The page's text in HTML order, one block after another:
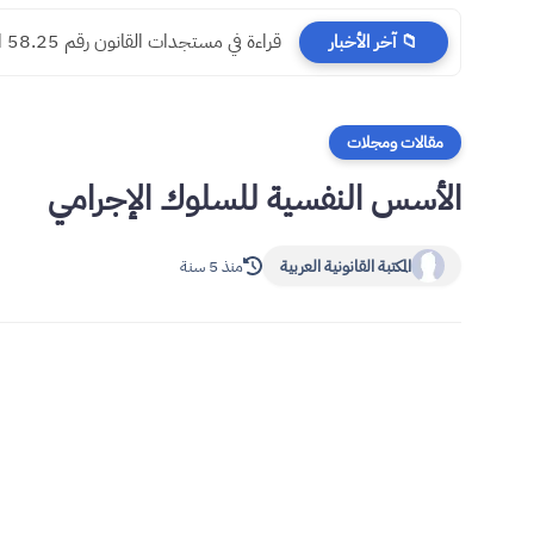
📁 آخر الأخبار ​قراءة في مستجدات القانون رقم 58.25 المتعلق بالمسطرة المدنية
مقالات ومجلات
الأسس النفسية للسلوك الإجرامي
المكتبة القانونية العربية منذ 5 سنة